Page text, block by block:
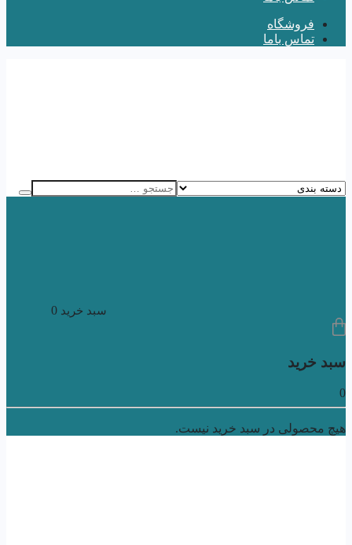
فروشگاه
تماس باما
سبد خرید 0
سبد خرید
0
هیچ محصولی در سبد خرید نیست.